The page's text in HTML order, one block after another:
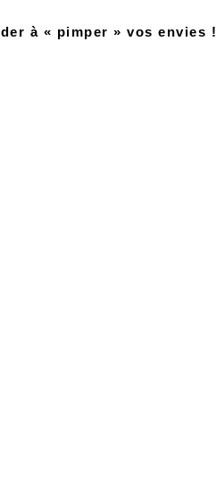
à « pimper » vos envies !